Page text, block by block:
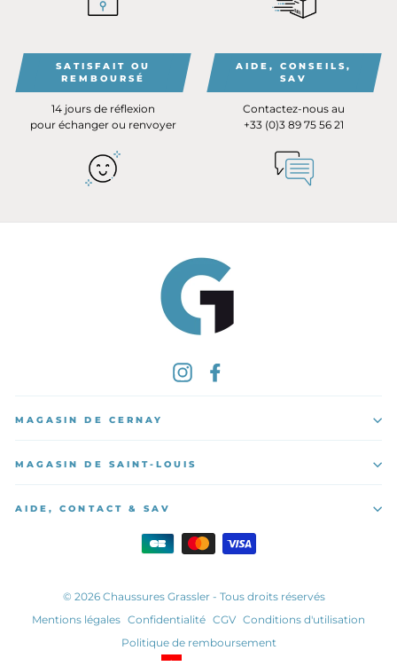
SATISFAIT OU
REMBOURSÉ
14 jours de réflexion
pour échanger ou renvoyer
AIDE, CONSEILS,
SAV
Contactez-nous au
+33 (0)3 89 75 56 21
Instagram
MAGASIN DE CERNAY
MAGASIN DE SAINT-LOUIS
AIDE, CONTACT & SAV
© 2026 Chaussures Grassler - Tous droits réservés
Mentions légales Confidentialité CGV Conditions d'utilisation
Politique de remboursement